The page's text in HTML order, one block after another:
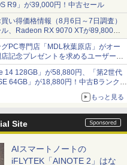
R9」が39,000円！中古セール
い得価格情報（8月6日～7日調査）
ル、Radeon RX 9070 XTが89,800
波数24.8kHz対応の17型モニターが
暑さ指数連動セール ほか
PC専門店「MDL秋葉原店」がオー
記念プレゼントを求めるユーザーが
蛇の列に
14 128GB」が58,880円、「第2世代
64GB」が18,880円！中古Bランク品
もっと見る
Site
AIスマートノートの
iFLYTEK「AINOTE 2」はな